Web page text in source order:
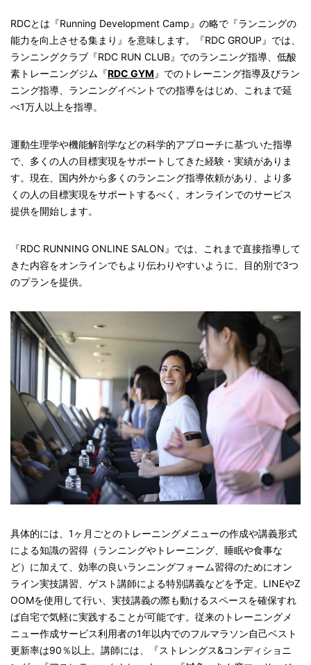
RDCとは『Running Development Camp』の略で『ランニングの
能力を向上させる集まり』を意味します。『RDC GROUP』では、
ランニングクラブ『RDC RUN CLUB』でのランニング指導、低酸
素トレーニングジム『RDC GYM 』でのトレーニング指導及びラン
ニング指導、ランニングイベントでの指導をはじめ、これまで延
べ1万人以上を指導。
運動生理学や機能解剖学などの科学的アプローチに基づいた指導
で、多くの人の目標実現をサポートしてきた経験・実績がありま
す。現在、国内外から多くのランニング指導依頼があり、より多
くの人の目標実現をサポートするべく、オンラインでのサービス
提供を開始します。
『RDC RUNNING ONLINE SALON』では、これまで直接指導して
きた内容をオンラインでもより伝わりやすいように、目的別で3つ
のプランを提供。
具体的には、1ヶ月ごとのトレーニングメニューの作成や講義形式
による知識の習得（ランニングやトレーニング、睡眠や食事な
ど）に加えて、効率の良いランニングフォーム習得のためにオン
ライン実技講習、ゲスト講師による特別講義などを予定。LINEやZ
OOMを使用して行い、実技講義の際も動けるスペースを確保すれ
ば自宅で気軽に実践することが可能です。従来のトレーニングメ
ニュー作成サービス利用者の1年以内でのフルマラソン自己ベスト
更新率は90％以上。講師には、『ストレングス&コンディショニ